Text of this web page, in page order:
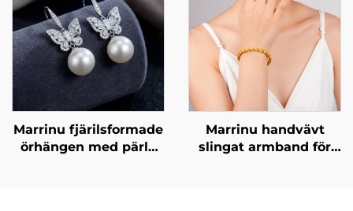
Marrinu fjärilsformade
örhängen med pärla
Marrinu handvävt
slingat armband för